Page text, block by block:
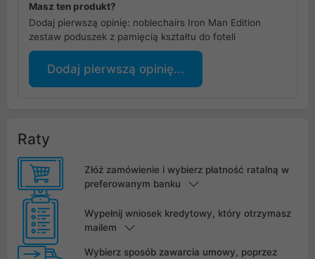
Masz ten produkt?
Dodaj pierwszą opinię: noblechairs Iron Man Edition
zestaw poduszek z pamięcią kształtu do foteli
Dodaj pierwszą opinię...
Raty
Złóż zamówienie i wybierz płatność ratalną w
preferowanym banku
Wypełnij wniosek kredytowy, który otrzymasz
mailem
Wybierz sposób zawarcia umowy, poprzez